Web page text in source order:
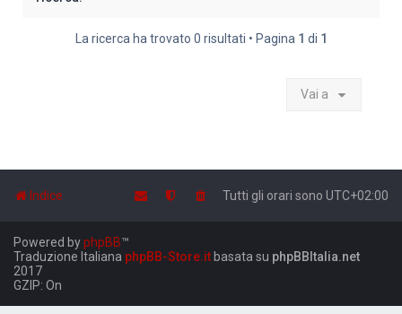
La ricerca ha trovato 0 risultati • Pagina 1 di 1
Vai a
Indice Tutti gli orari sono UTC+02:00
Powered byphpBB™
Traduzione Italiana phpBB-Store.it basata su phpBBItalia.net
2017
GZIP: On